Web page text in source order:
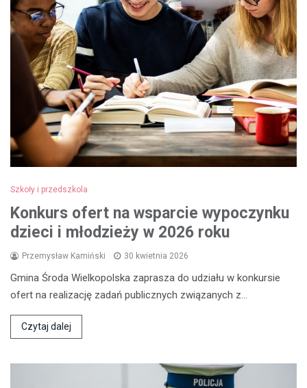
Szkoły i przedszkola
Konkurs ofert na wsparcie wypoczynku
dzieci i młodzieży w 2026 roku
Przemysław Kamiński 30 kwietnia 2026
Gmina Środa Wielkopolska zaprasza do udziału w konkursie
ofert na realizację zadań publicznych związanych z…
Czytaj dalej